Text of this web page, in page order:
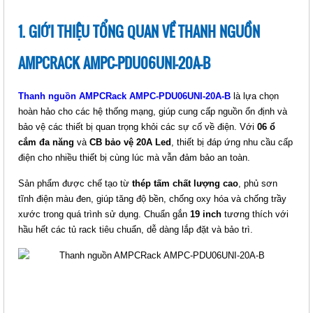
AMPC-PDU06SKO-16A-B
Giá: Liên hệ
Mã sản phẩm: MT-AMPC-
PDU06SKO-16A-B
THANH NGUỒN AMPCRACK
AMPC-PDU06SKO-20A-B
Giá: Liên hệ
1. GIỚI THIỆU TỔNG QUAN VỀ THANH NGUỒN
AMPCRACK AMPC-PDU06UNI-20A-B
Thanh nguồn AMPCRack AMPC-PDU06UNI-20A-B là lựa chọn
hoàn hảo cho các hệ thống mạng, giúp cung cấp nguồn ổn định và
bảo vệ các thiết bị quan trọng khỏi các sự cố về điện. Với 06 ổ
cắm đa năng và CB bảo vệ 20A Led , thiết bị đáp ứng nhu cầu cấp
điện cho nhiều thiết bị cùng lúc mà vẫn đảm bảo an toàn.
Sản phẩm được chế tạo từ thép tấm chất lượng cao, phủ sơn
tĩnh điện màu đen, giúp tăng độ bền, chống oxy hóa và chống trầy
xước trong quá trình sử dụng. Chuẩn gắn 19 inch tương thích với
hầu hết các tủ rack tiêu chuẩn, dễ dàng lắp đặt và bảo trì.